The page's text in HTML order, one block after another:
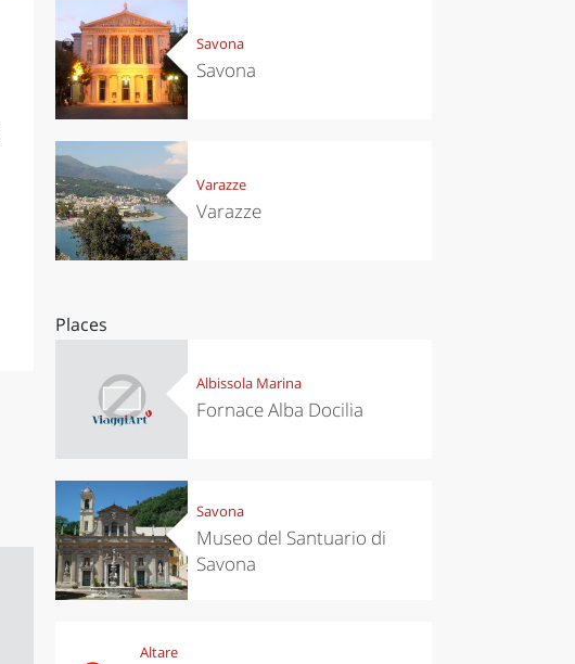
Savona
Savona
Varazze
Varazze
Places
Albissola Marina
Fornace Alba Docilia
Savona
Museo del Santuario di
Savona
Altare